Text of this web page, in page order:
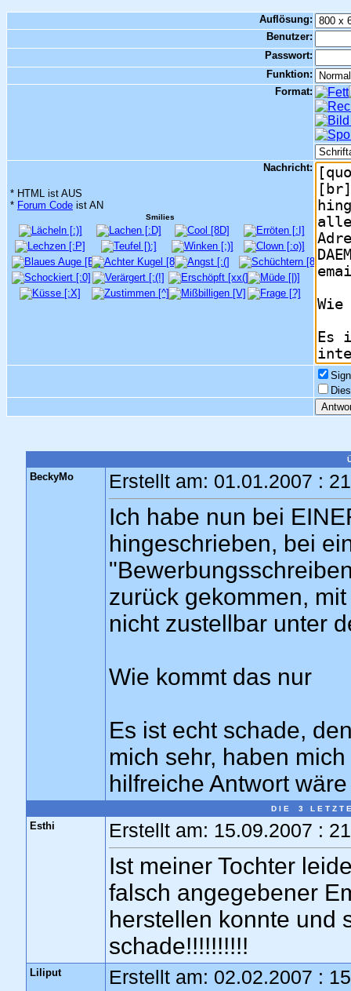
Auflösung:
Benutzer:
Passwort:
Funktion:
Format:
Nachricht:
* HTML ist AUS
* Forum Code ist AN
Smilies
BeckyMo Erstellt am: 01.01.2007 :
Ich habe nun bei
hingeschrieben, bei
zurück gekommen,
nicht zustellbar unter
Wie kommt das nur
Es ist echt schade,
mich sehr, haben
hilfreiche Antwort
D I E 3 L E T Z T
Esthi Erstellt am: 15.09.2007 :
Ist meiner Tochter
falsch angegebener
herstellen konnte und
schade!!!!!!!!!!
Liliput Erstellt am: 02.02.2007 :